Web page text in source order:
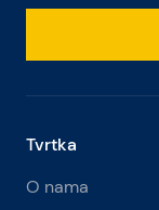
Tvrtka
O nama